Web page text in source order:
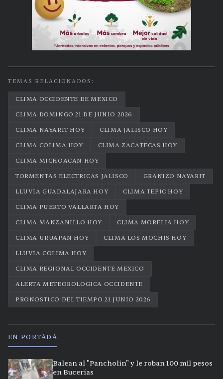
TEMAS RELACIONADOS:
CLIMA OCCIDENTE DE MEXICO
CLIMA DOMINGO 21 DE JUNIO 2026
CLIMA NAYARIT HOY
CLIMA JALISCO HOY
CLIMA COLIMA HOY
CLIMA ZACATECAS HOY
CLIMA MICHOACAN HOY
TORMENTAS ELECTRICAS JALISCO
GRANIZO NAYARIT
LLUVIA GUADALAJARA HOY
CLIMA TEPIC HOY
CLIMA PUERTO VALLARTA HOY
CLIMA MANZANILLO HOY
CLIMA MORELIA HOY
CLIMA URUAPAN HOY
CLIMA LOS MOCHIS HOY
LLUVIA COLIMA HOY
CLIMA REGIONAL OCCIDENTE MEXICO
ALERTA METEOROLOGICA OCCIDENTE
PRONOSTICO DEL TIEMPO 21 JUNIO 2026
EN PORTADA
Balean al "Pancholín" y le roban 100 mil pesos
en Bucerías